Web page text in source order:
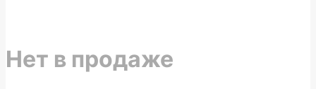
Нет в продаже